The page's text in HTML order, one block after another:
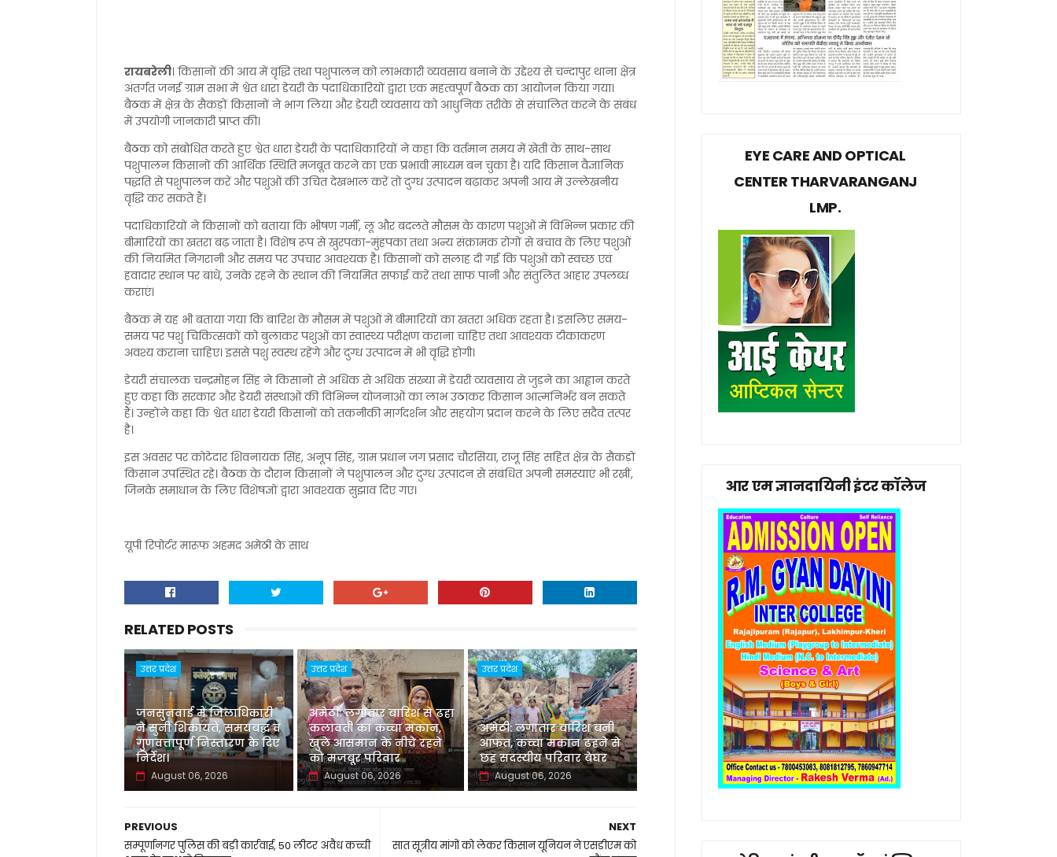
रायबरेली। किसानों की आय में वृद्धि तथा पशुपालन को लाभकारी व्यवसाय बनाने के उद्देश्य से चन्दापुर थाना क्षेत्र
अंतर्गत जनई ग्राम सभा में श्वेत धारा डेयरी के पदाधिकारियों द्वारा एक महत्वपूर्ण बैठक का आयोजन किया गया।
बैठक में क्षेत्र के सैकड़ों किसानों ने भाग लिया और डेयरी व्यवसाय को आधुनिक तरीके से संचालित करने के संबंध
में उपयोगी जानकारी प्राप्त की।
बैठक को संबोधित करते हुए श्वेत धारा डेयरी के पदाधिकारियों ने कहा कि वर्तमान समय में खेती के साथ-साथ
पशुपालन किसानों की आर्थिक स्थिति मजबूत करने का एक प्रभावी माध्यम बन चुका है। यदि किसान वैज्ञानिक
पद्धति से पशुपालन करें और पशुओं की उचित देखभाल करें तो दुग्ध उत्पादन बढ़ाकर अपनी आय में उल्लेखनीय
वृद्धि कर सकते हैं।
पदाधिकारियों ने किसानों को बताया कि भीषण गर्मी, लू और बदलते मौसम के कारण पशुओं में विभिन्न प्रकार की
बीमारियों का खतरा बढ़ जाता है। विशेष रूप से खुरपका-मुंहपका तथा अन्य संक्रामक रोगों से बचाव के लिए पशुओं
की नियमित निगरानी और समय पर उपचार आवश्यक है। किसानों को सलाह दी गई कि पशुओं को स्वच्छ एवं
हवादार स्थान पर बांधें, उनके रहने के स्थान की नियमित सफाई करें तथा साफ पानी और संतुलित आहार उपलब्ध
कराएं।
बैठक में यह भी बताया गया कि बारिश के मौसम में पशुओं में बीमारियों का खतरा अधिक रहता है। इसलिए समय-
समय पर पशु चिकित्सकों को बुलाकर पशुओं का स्वास्थ्य परीक्षण कराना चाहिए तथा आवश्यक टीकाकरण
अवश्य कराना चाहिए। इससे पशु स्वस्थ रहेंगे और दुग्ध उत्पादन में भी वृद्धि होगी।
डेयरी संचालक चन्द्रमोहन सिंह ने किसानों से अधिक से अधिक संख्या में डेयरी व्यवसाय से जुड़ने का आह्वान करते
हुए कहा कि सरकार और डेयरी संस्थाओं की विभिन्न योजनाओं का लाभ उठाकर किसान आत्मनिर्भर बन सकते
हैं। उन्होंने कहा कि श्वेत धारा डेयरी किसानों को तकनीकी मार्गदर्शन और सहयोग प्रदान करने के लिए सदैव तत्पर
है।
इस अवसर पर कोटेदार शिवनायक सिंह, अनूप सिंह, ग्राम प्रधान जग प्रसाद चौरसिया, राजू सिंह सहित क्षेत्र के सैकड़ों
किसान उपस्थित रहे। बैठक के दौरान किसानों ने पशुपालन और दुग्ध उत्पादन से संबंधित अपनी समस्याएं भी रखीं,
जिनके समाधान के लिए विशेषज्ञों द्वारा आवश्यक सुझाव दिए गए।
यूपी रिपोर्टर मारूफ अहमद अमेठी के साथ
RELATED POSTS
उत्तर प्रदेश
जनसुनवाई में जिलाधिकारी
ने सुनीं शिकायतें, समयबद्ध व
गुणवत्तापूर्ण निस्तारण के दिए
निर्देश।
August 06, 2026
उत्तर प्रदेश
अमेठी: लगातार बारिश से ढहा
कलावती का कच्चा मकान,
खुले आसमान के नीचे रहने
को मजबूर परिवार
August 06, 2026
उत्तर प्रदेश
अमेठी: लगातार बारिश बनी
आफत, कच्चा मकान ढहने से
छह सदस्यीय परिवार बेघर
August 06, 2026
NEXT
सात सूत्रीय मांगों को लेकर किसान यूनियन ने एसडीएम को
PREVIOUS
सम्पूर्णानगर पुलिस की बड़ी कार्रवाई, 50 लीटर अवैध कच्ची
EYE CARE AND OPTICAL
CENTER THARVARANGANJ
LMP.
आर एम ज्ञानदायिनी इंटर कॉलेज